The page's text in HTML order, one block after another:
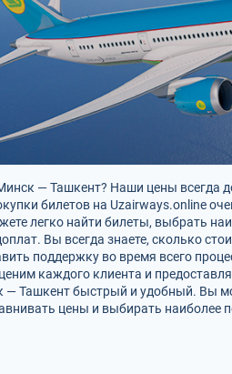
— Ташкент? Наши цены всегда
билетов на Uzairways.online
легко найти билеты, выбрать
Вы всегда знаете, сколько
поддержку во время всего
каждого клиента и
— Ташкент быстрый и удобный. Вы
цены и выбирать наиболее